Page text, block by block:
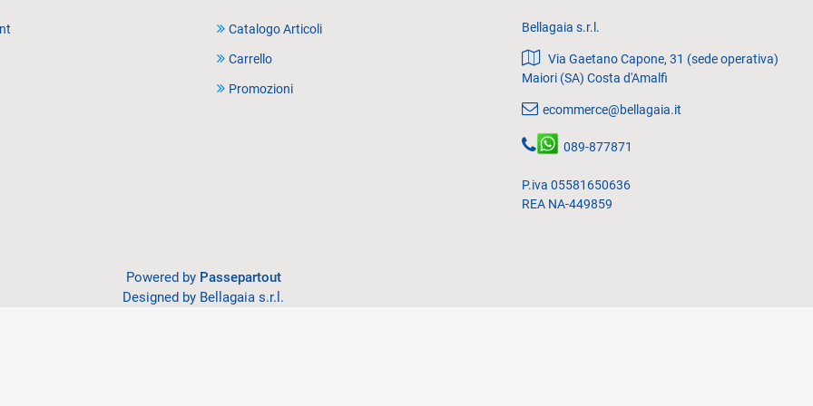
Catalogo Articoli
Carrello
Promozioni
Bellagaia s.r.l.
Via Gaetano Capone, 31 (sede operativa)
Maiori (SA) Costa d'Amalfi
ecommerce@bellagaia.it
089-877871
P.iva 05581650636
REA NA-449859
Powered by Passepartout
Designed by Bellagaia s.r.l.